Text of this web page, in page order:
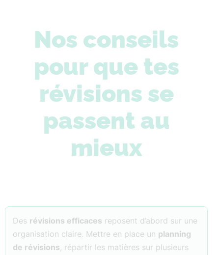
Nos conseils
pour que tes
révisions se
passent au
mieux
Des révisions efficaces reposent d’abord sur une
organisation claire. Mettre en place un planning
de révisions, répartir les matières sur plusieurs